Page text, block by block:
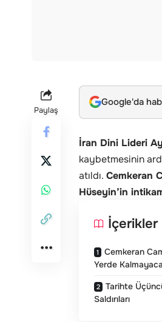
Paylaş
Google'da
İran Dini Lideri
kaybetmesinin
atıldı. Cemkeran
Hüseyin’in
İçerikler
Cemkeran
Yerde
Tarihte
Saldırıları